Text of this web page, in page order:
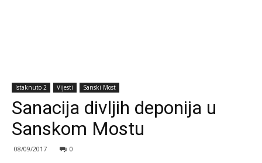
Istaknuto 2 Vijesti Sanski Most
Sanacija divljih deponija u
Sanskom Mostu
08/09/2017 0